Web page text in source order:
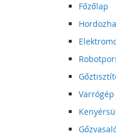
Főzőlap
Varrógép